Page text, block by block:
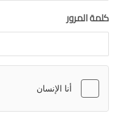
كلمة المرور